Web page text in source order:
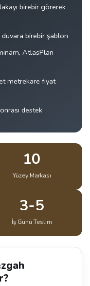
birebir görerek
birebir şablon
AtlasPlan
metrekare fiyat
destek
10
Yüzey Markası
3-5
İş Günü Teslim